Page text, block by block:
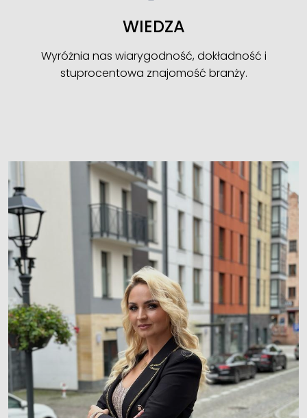
WIEDZA
Wyróżnia nas wiarygodność, dokładność i
stuprocentowa znajomość branży.